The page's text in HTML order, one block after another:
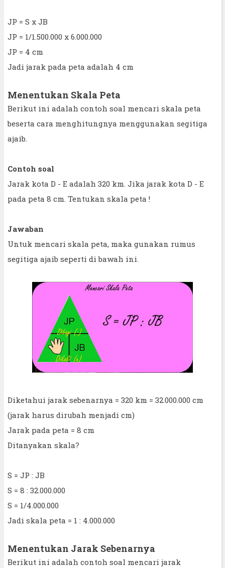
JP = S x JB
JP = 1/1.500.000 x 6.000.000
JP = 4 cm
Jadi jarak pada peta adalah 4 cm
Menentukan Skala Peta
Berikut ini adalah contoh soal mencari skala peta
beserta cara menghitungnya menggunakan segitiga
ajaib.
Contoh soal
Jarak kota D - E adalah 320 km. Jika jarak kota D - E
pada peta 8 cm. Tentukan skala peta !
Jawaban
Untuk mencari skala peta, maka gunakan rumus
segitiga ajaib seperti di bawah ini.
Diketahui jarak sebenarnya = 320 km = 32.000.000 cm
(jarak harus dirubah menjadi cm)
Jarak pada peta = 8 cm
Ditanyakan skala?
S = JP : JB
S = 8 : 32.000.000
S = 1/4.000.000
Jadi skala peta = 1 : 4.000.000
Menentukan Jarak Sebenarnya
Berikut ini adalah contoh soal mencari jarak